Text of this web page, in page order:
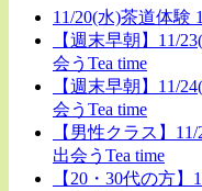
11/20(水)茶道体験
【週末早朝】11/
会うTea time
【週末早朝】11/
会うTea time
【男性クラス】
出会うTea time
【20・30代の方